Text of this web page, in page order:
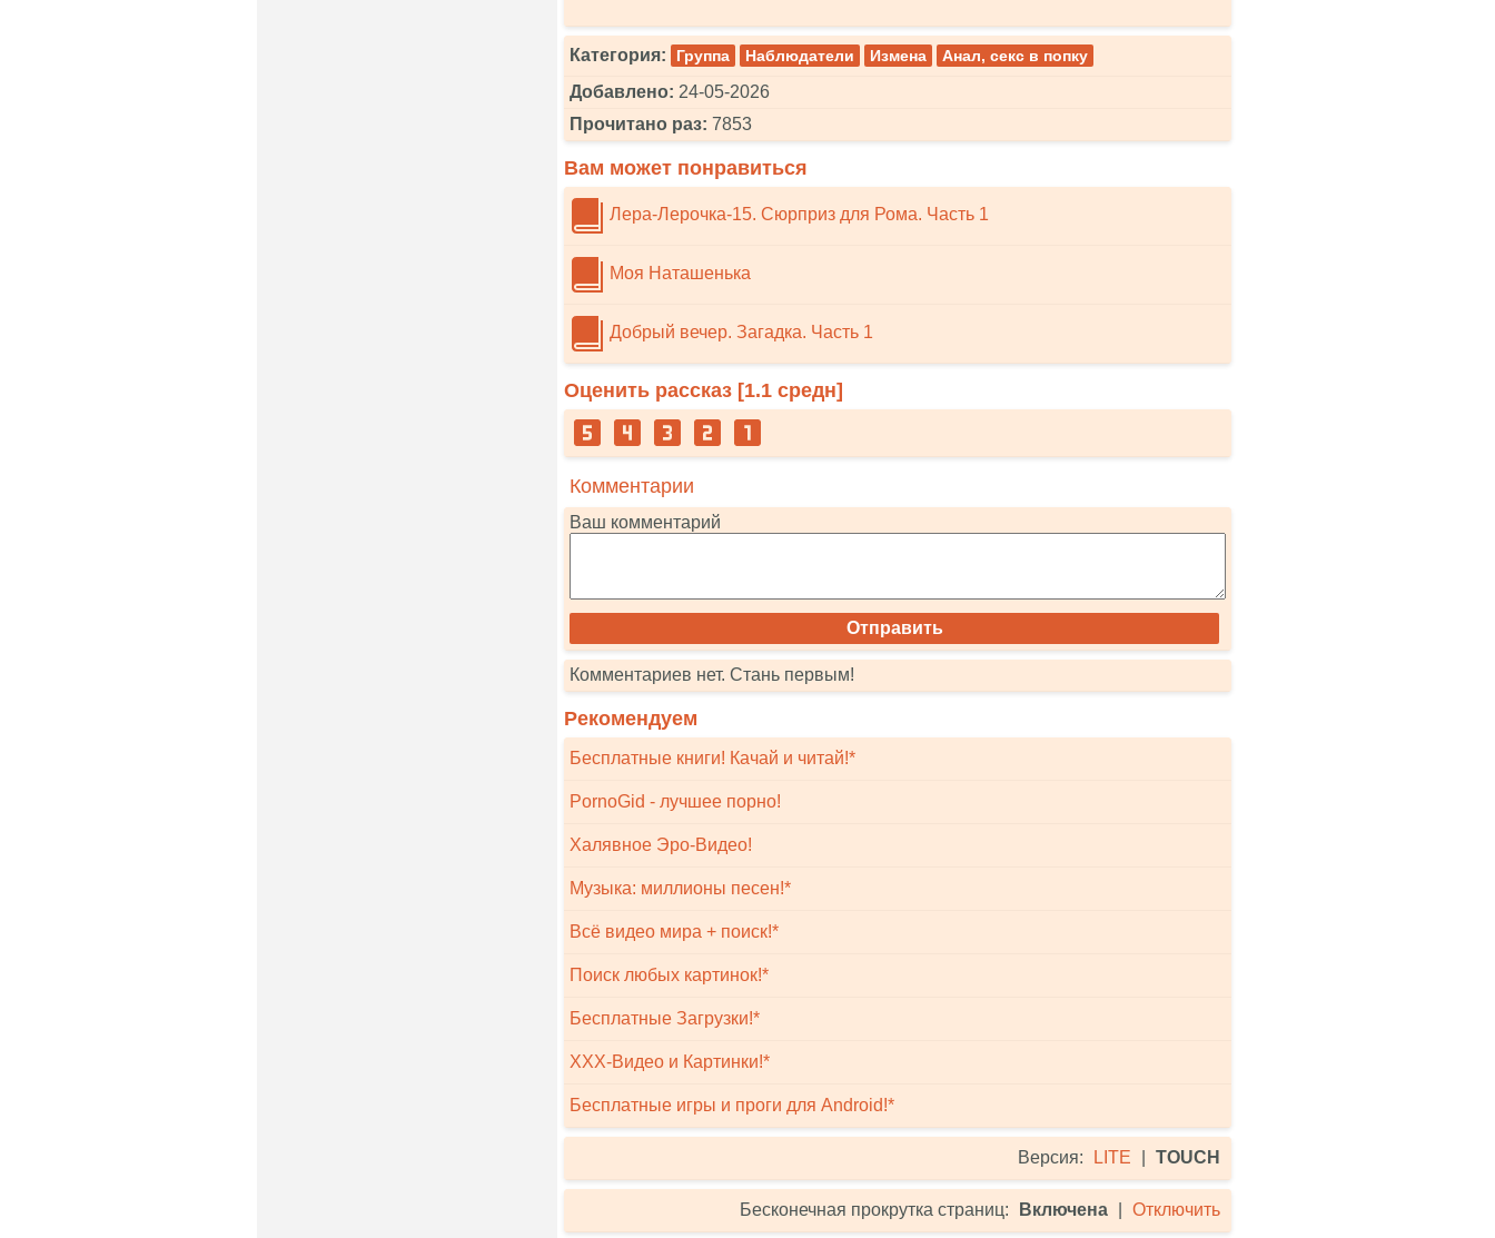
Категория: Группа Наблюдатели Измена Анал, секс в попку
Добавлено: 24-05-2026
Прочитано раз: 7853
Вам может понравиться
Лера-Лерочка-15. Сюрприз для Рома. Часть 1
Моя Наташенька
Добрый вечер. Загадка. Часть 1
Оценить рассказ [1.1 средн]
Комментарии
Ваш комментарий
Комментариев нет. Стань первым!
Рекомендуем
Бесплатные книги! Качай и читай!*
PornoGid - лучшее порно!
Халявное Эро-Видео!
Музыка: миллионы песен!*
Всё видео мира + поиск!*
Поиск любых картинок!*
Бесплатные Загрузки!*
XXX-Видео и Картинки!*
Бесплатные игры и проги для Android!*
Версия: LITE TOUCH
Бесконечная прокрутка страниц: Включена Отключить